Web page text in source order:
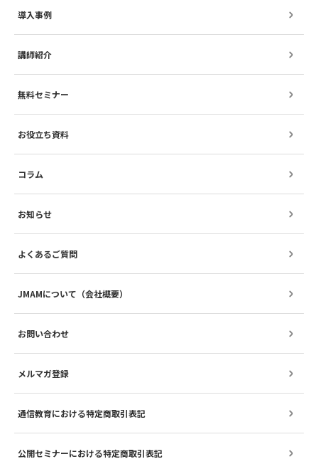
導入事例
講師紹介
無料セミナー
お役立ち資料
コラム
お知らせ
よくあるご質問
JMAMについて（会社概要）
お問い合わせ
メルマガ登録
通信教育における特定商取引表記
公開セミナーにおける特定商取引表記